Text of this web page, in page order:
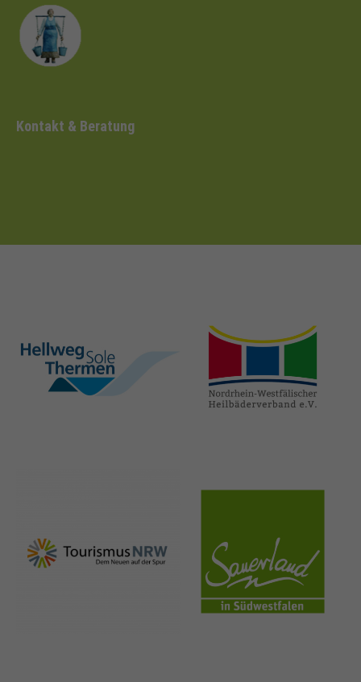
Kontakt & Beratung
hellweg-sole-
thermen.de
heilbaeder.de
nrw-
tourismus.de
sauerland.co
m